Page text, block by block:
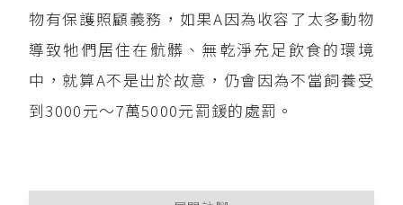
物有保護照顧義務，如果A因為收容了太多動物
導致牠們居住在骯髒、無乾淨充足飲食的環境
中，就算A不是出於故意，仍會因為不當飼養受
到3000元～7萬5000元罰鍰的處罰。